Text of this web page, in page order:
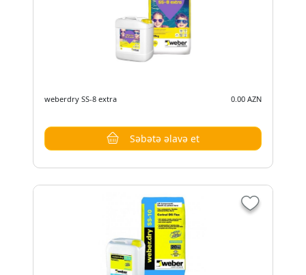
weberdry SS-8 extra 0.00 AZN
Səbətə əlavə et